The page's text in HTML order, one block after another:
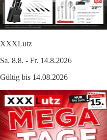
XXXLutz
Sa. 8.8. - Fr. 14.8.2026
Gültig bis 14.08.2026